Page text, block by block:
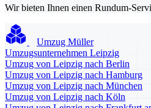
Wir bieten Ihnen einen Rundum-
Umzug Müller
Umzugsunternehmen Leipzig
Umzug von Leipzig nach Berlin
Umzug von Leipzig nach Hamburg
Umzug von Leipzig nach München
Umzug von Leipzig nach Köln